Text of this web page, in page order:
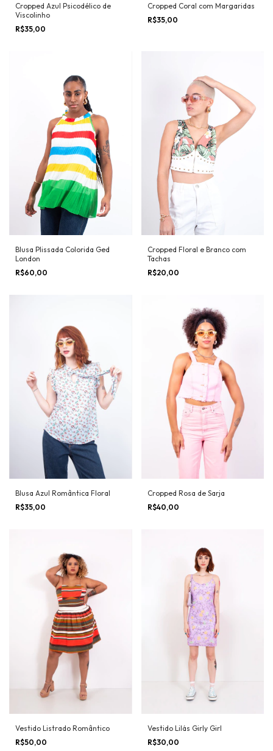
Cropped Azul Psicodélico de
Viscolinho
R$35,00
Cropped Coral com Margaridas
R$35,00
Blusa Plissada Colorida Ged
London
R$60,00
Cropped Floral e Branco com
Tachas
R$20,00
Blusa Azul Romântica Floral
R$35,00
Cropped Rosa de Sarja
R$40,00
Vestido Listrado Romântico
R$50,00
Vestido Lilás Girly Girl
R$30,00